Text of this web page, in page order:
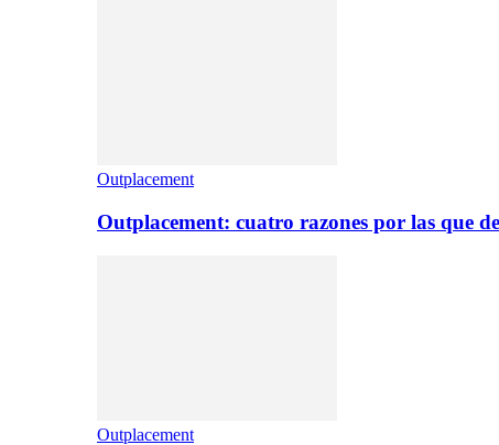
Outplacement
Outplacement: cuatro razones por las que
Outplacement